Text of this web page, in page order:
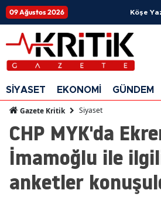
09 Ağustos 2026 Köşe
SİYASET EKONOMİ GÜNDEM
Gazete Kritik Siyaset
CHP MYK'da
İmamoğlu ile
anketler